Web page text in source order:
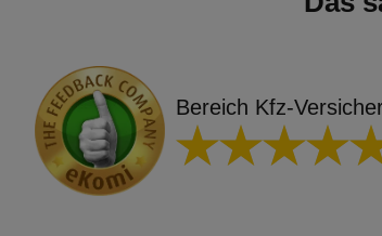
Bereich Kfz-